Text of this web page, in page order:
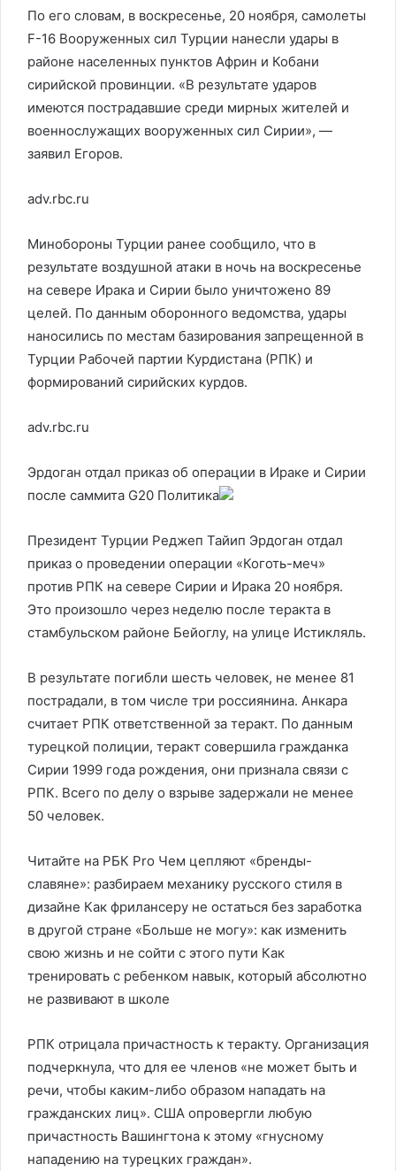
По его словам, в воскресенье, 20 ноября, самолеты
F-16 Вооруженных сил Турции нанесли удары в
районе населенных пунктов Африн и Кобани
сирийской провинции. «В результате ударов
имеются пострадавшие среди мирных жителей и
военнослужащих вооруженных сил Сирии», —
заявил Егоров.
adv.rbc.ru
Минобороны Турции ранее сообщило, что в
результате воздушной атаки в ночь на воскресенье
на севере Ирака и Сирии было уничтожено 89
целей. По данным оборонного ведомства, удары
наносились по местам базирования запрещенной в
Турции Рабочей партии Курдистана (РПК) и
формирований сирийских курдов.
adv.rbc.ru
Эрдоган отдал приказ об операции в Ираке и Сирии
после саммита G20 Политика
Президент Турции Реджеп Тайип Эрдоган отдал
приказ о проведении операции «Коготь-меч»
против РПК на севере Сирии и Ирака 20 ноября.
Это произошло через неделю после теракта в
стамбульском районе Бейоглу, на улице Истикляль.
В результате погибли шесть человек, не менее 81
пострадали, в том числе три россиянина. Анкара
считает РПК ответственной за теракт. По данным
турецкой полиции, теракт совершила гражданка
Сирии 1999 года рождения, они признала связи с
РПК. Всего по делу о взрыве задержали не менее
50 человек.
Читайте на РБК Pro Чем цепляют «бренды-
славяне»: разбираем механику русского стиля в
дизайне Как фрилансеру не остаться без заработка
в другой стране «Больше не могу»: как изменить
свою жизнь и не сойти с этого пути Как
тренировать с ребенком навык, который абсолютно
не развивают в школе
РПК отрицала причастность к теракту. Организация
подчеркнула, что для ее членов «не может быть и
речи, чтобы каким-либо образом нападать на
гражданских лиц». США опровергли любую
причастность Вашингтона к этому «гнусному
нападению на турецких граждан».